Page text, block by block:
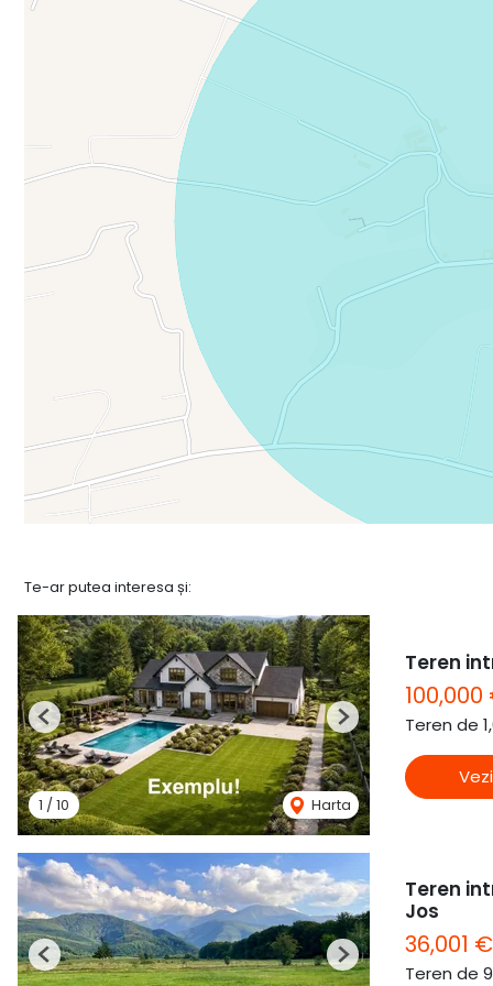
Te-ar putea interesa și:
1 /10 Harta
Previous Next
Teren
Teren de
Previous Next
Teren
Jos
36,001 €
Teren de